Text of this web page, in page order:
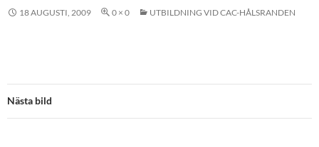
18 AUGUSTI, 2009 0 × 0 UTBILDNING VID CAC-HÅLSRANDEN
Nästa bild